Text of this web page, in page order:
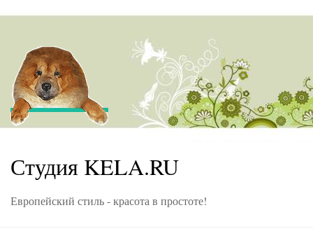
Студия KELA.RU
Европейский стиль - красота в простоте!